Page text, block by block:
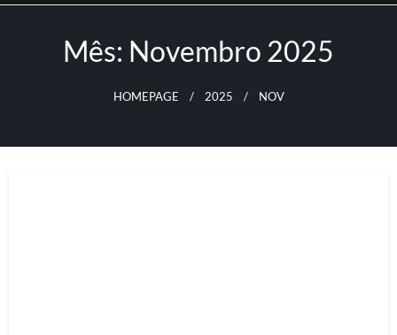
Skip
Mês: Novembro 2025
HOMEPAGE 2025 NOV